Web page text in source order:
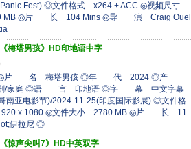
Fest) ◎文件格式 x264 + ACC ◎视频尺寸
MB ◎片 长 104 Mins ◎导 演 Craig Ouel
梅塔男孩》HD印地语中字
◎片 名 梅塔男孩 ◎年 代 2024 ◎产
/家庭 ◎语 言 印地语 ◎字 幕 中文字幕
亚电影节)/2024-11-25(印度国际影展) ◎文件格
x 1080 ◎文件大小 2780 MB ◎片 长 11
伊拉尼 ◎
惊声尖叫7》HD中英双字